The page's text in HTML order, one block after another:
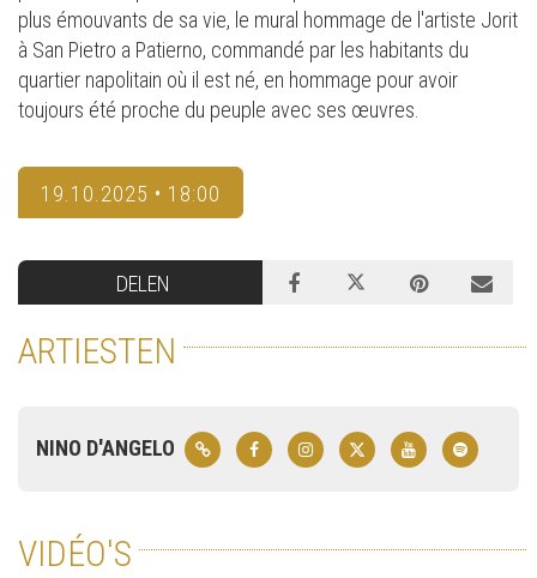
plus émouvants de sa vie, le mural hommage de l'artiste Jorit
à San Pietro a Patierno, commandé par les habitants du
quartier napolitain où il est né, en hommage pour avoir
toujours été proche du peuple avec ses œuvres.
19.10.2025 • 18:00
DELEN
ARTIESTEN
NINO D'ANGELO
VIDÉO'S